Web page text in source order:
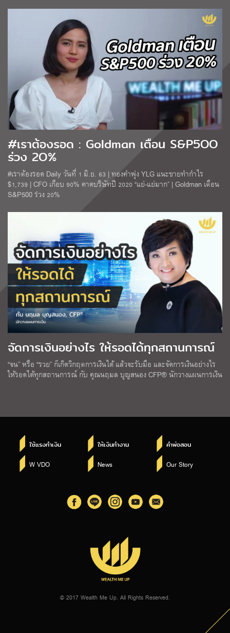
#เราต้องรอด : Goldman เตือน S&P5OO
ร่วง 2O%
#เราต้องรอด Daily วันที่ 1 มิ.ย. 63 | ทองคำพุ่ง YLG แนะขายทำกำไร
$1,739 | CFO เกือบ 90% คาดบริษัทปี 2020 “แย่-แย่มาก” | Goldman เตือน
S&P500 ร่วง 20%
จัดการเงินอย่างไร ให้รอดได้ทุกสถานการณ์
“จน” หรือ “รวย” ก็เกิดวิกฤตการเงินได้ แล้วจะรับมือ และจัดการเงินอย่างไร
ให้รอดได้ทุกสถานการณ์ กับ คุณนฤมล บุญสนอง CFP® นักวางแผนการเงิน
ใช้แรงทำเงิน ให้เงินทำงาน คำพ่อสอน
W VDO News Our Story
© 2017 Wealth Me Up. All Rights Reserved.